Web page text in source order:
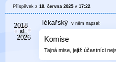
Příspěvek z18. června 2025 v17:22
lékařský v něm napsal:
Komise
Tajná mise, jejíž účastníci